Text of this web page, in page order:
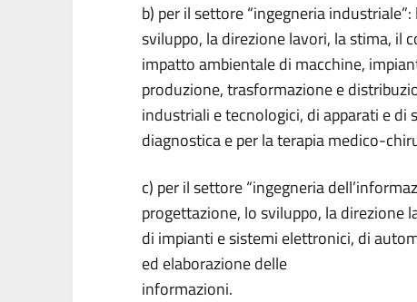
b) per il settore “ingegneria
sviluppo, la direzione lavori, la stima, il
impatto ambientale di macchine,
produzione, trasformazione e
industriali e tecnologici, di apparati e di
diagnostica e per la terapia medico-
c) per il settore “ingegneria
progettazione, lo sviluppo, la direzione
di impianti e sistemi elettronici, di
ed elaborazione delle
informazioni.